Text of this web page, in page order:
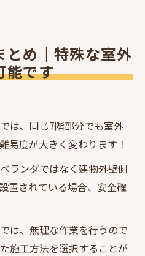
め｜特殊な室外
能です
は、同じ7階部分でも室外
易度が大きく変わります！
ランダではなく建物外壁側
置されている場合、安全確
は、無理な作業を行うので
施工方法を選択することが